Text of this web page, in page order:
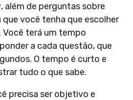
, além de perguntas sobre
você tenha que escolher
Você terá um tempo
a cada questão, que
O tempo é curto e
tudo o que sabe.
precisa ser objetivo e